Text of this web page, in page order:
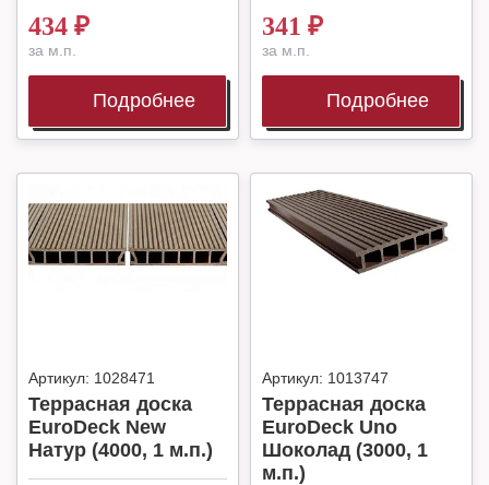
434 ₽
за м.п.
Подробнее
341 ₽
за м.п.
Подробнее
Артикул: 1028471
Террасная доска
EuroDeck New
Натур (4000, 1 м.п.)
Артикул: 1013747
Террасная доска
EuroDeck Uno
Шоколад (3000, 1
м.п.)